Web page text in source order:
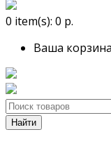
0 item(s): 0 р.
Ваша
Найти